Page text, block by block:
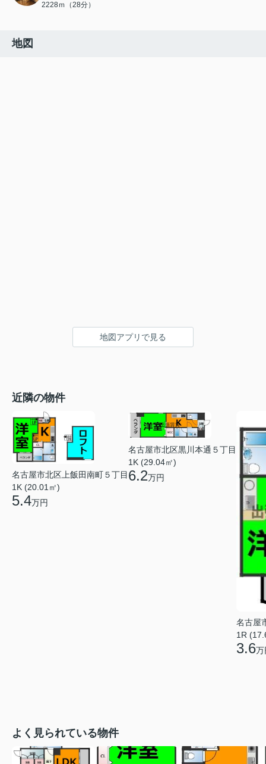
2228ｍ（28分）
地図
地図アプリで見る
近隣の物件
名古屋市北区上飯田南町５丁目
1K (20.01㎡)
5.4万円
名古屋市北区黒川本通５丁目
1K (29.04㎡)
6.2万円
名古屋
1R
3.6万
よく見られている物件